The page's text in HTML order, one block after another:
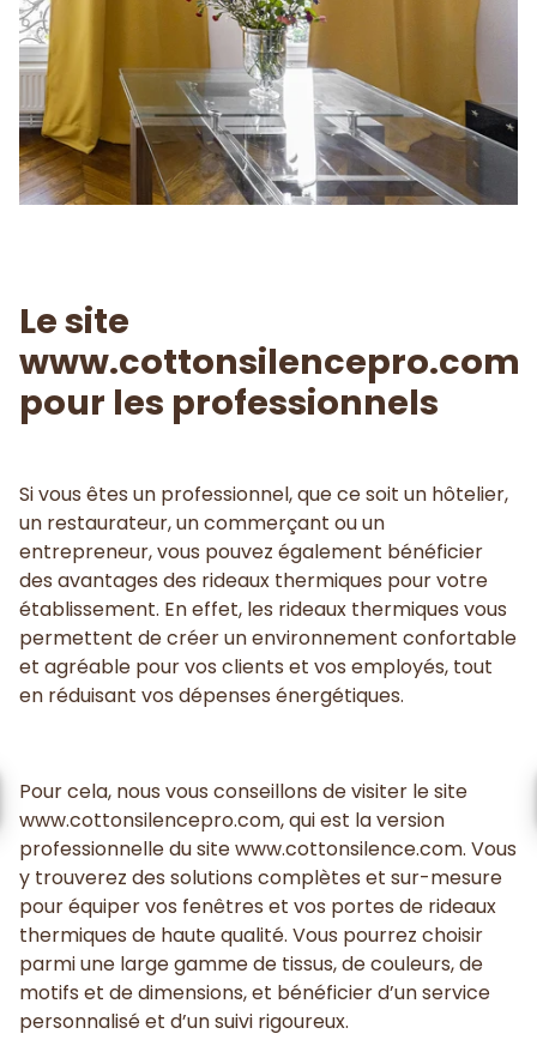
Le site
www.cottonsilencepro.com
pour les professionnels
Si vous êtes un professionnel, que ce soit un hôtelier,
un restaurateur, un commerçant ou un
entrepreneur, vous pouvez également bénéficier
des avantages des rideaux thermiques pour votre
établissement. En effet, les rideaux thermiques vous
permettent de créer un environnement confortable
et agréable pour vos clients et vos employés, tout
en réduisant vos dépenses énergétiques.
Pour cela, nous vous conseillons de visiter le site
www.cottonsilencepro.com, qui est la version
professionnelle du site www.cottonsilence.com. Vous
y trouverez des solutions complètes et sur-mesure
pour équiper vos fenêtres et vos portes de rideaux
thermiques de haute qualité. Vous pourrez choisir
parmi une large gamme de tissus, de couleurs, de
motifs et de dimensions, et bénéficier d’un service
personnalisé et d’un suivi rigoureux.